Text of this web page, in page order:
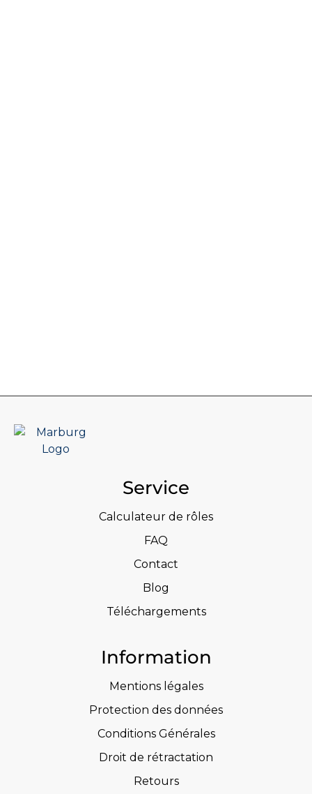
Service
Calculateur de rôles
FAQ
Contact
Blog
Téléchargements
Information
Mentions légales
Protection des données
Conditions Générales
Droit de rétractation
Retours